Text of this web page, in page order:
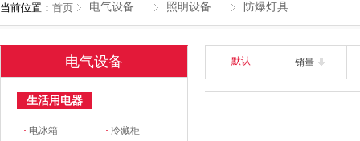
当前位置： 首页 电气设备 照明设备 防爆灯具
电气设备
生活用电器
· 电冰箱 ·冷藏柜
默认 销量